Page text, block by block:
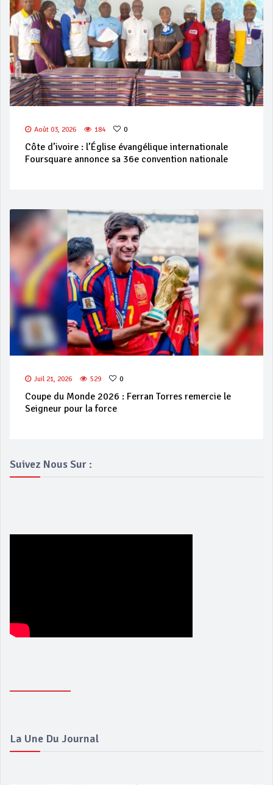
Août 03, 2026 184 0
Côte d’ivoire : l’Église évangélique internationale
Foursquare annonce sa 36e convention nationale
Juil 21, 2026 529 0
Coupe du Monde 2026 : Ferran Torres remercie le
Seigneur pour la force
Suivez Nous Sur :
La Une Du Journal